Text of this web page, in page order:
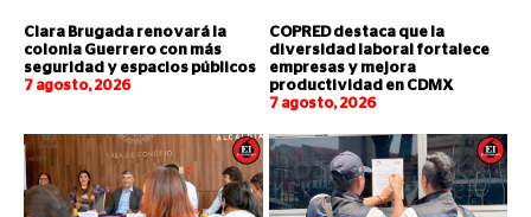
Clara Brugada renovará la
colonia Guerrero con más
seguridad y espacios públicos
7 agosto, 2026
COPRED destaca que la
diversidad laboral fortalece
empresas y mejora
productividad en CDMX
7 agosto, 2026